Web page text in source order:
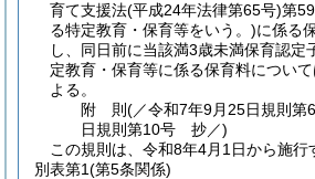
育て支援法(平成24年法律第65号)第
る特定教育・保育等をいう。)に係る
し、同日前に当該満3歳未満保育認定
定教育・保育等に係る保育料につい
よる。
附 則(／令和7年9月25日規則第
日規則第10号 抄／)
この規則は、令和8年4月1日から施行
別表第1(第5条関係)